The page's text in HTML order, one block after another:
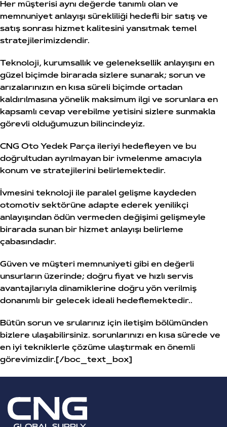
Her müşterisi aynı değerde tanımlı olan ve
memnuniyet anlayışı sürekliliği hedefli bir satış ve
satış sonrası hizmet kalitesini yansıtmak temel
stratejilerimizdendir.
Teknoloji, kurumsallık ve geleneksellik anlayışını en
güzel biçimde birarada sizlere sunarak; sorun ve
arızalarınızın en kısa süreli biçimde ortadan
kaldırılmasına yönelik maksimum ilgi ve sorunlara en
kapsamlı cevap verebilme yetisini sizlere sunmakla
görevli olduğumuzun bilincindeyiz.
CNG Oto Yedek Parça ileriyi hedefleyen ve bu
doğrultudan ayrılmayan bir ivmelenme amacıyla
konum ve stratejilerini belirlemektedir.
İvmesini teknoloji ile paralel gelişme kaydeden
otomotiv sektörüne adapte ederek yenilikçi
anlayışından ödün vermeden değişimi gelişmeyle
birarada sunan bir hizmet anlayışı belirleme
çabasındadır.
Güven ve müşteri memnuniyeti gibi en değerli
unsurların üzerinde; doğru fiyat ve hızlı servis
avantajlarıyla dinamiklerine doğru yön verilmiş
donanımlı bir gelecek ideali hedeflemektedir..
Bütün sorun ve srularınız için iletişim bölümünden
bizlere ulaşabilirsiniz. sorunlarınızı en kısa sürede ve
en iyi tekniklerle çözüme ulaştırmak en önemli
görevimizdir.[/boc_text_box]